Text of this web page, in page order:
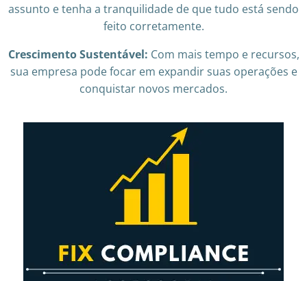
assunto e tenha a tranquilidade de que tudo está sendo
feito corretamente.
Crescimento Sustentável: Com mais tempo e recursos,
sua empresa pode focar em expandir suas operações e
conquistar novos mercados.